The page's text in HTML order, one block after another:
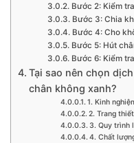
Bước 2: Kiểm
Bước 3: Chia
Bước 4: Cho
Bước 5: Hút
Bước 6: Kiểm
Tại sao nên chọn
chân không xanh?
1. Kinh
2. Trang
3. Quy trình
4. Chất